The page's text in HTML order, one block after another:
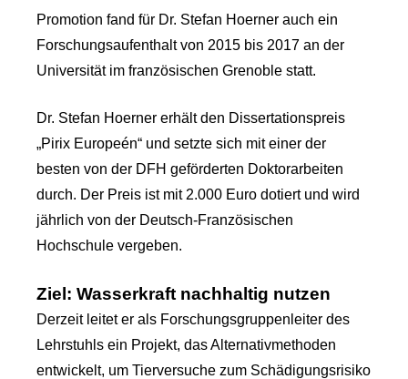
Promotion fand für Dr. Stefan Hoerner auch ein
Forschungsaufenthalt von 2015 bis 2017 an der
Universität im französischen Grenoble statt.
Dr. Stefan Hoerner erhält den Dissertationspreis
„Pirix Europeén“ und setzte sich mit einer der
besten von der DFH geförderten Doktorarbeiten
durch. Der Preis ist mit 2.000 Euro dotiert und wird
jährlich von der Deutsch-Französischen
Hochschule vergeben.
Ziel: Wasserkraft nachhaltig nutzen
Derzeit leitet er als Forschungsgruppenleiter des
Lehrstuhls ein Projekt, das Alternativmethoden
entwickelt, um Tierversuche zum Schädigungsrisiko